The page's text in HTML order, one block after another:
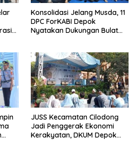
Konsolidasi Jelang Musda, 11
DPC ForKABI Depok
Nyatakan Dukungan Bulat
JUSS Kecamatan Cilodong
Jadi Penggerak Ekonomi
Kerakyatan, DKUM Depok